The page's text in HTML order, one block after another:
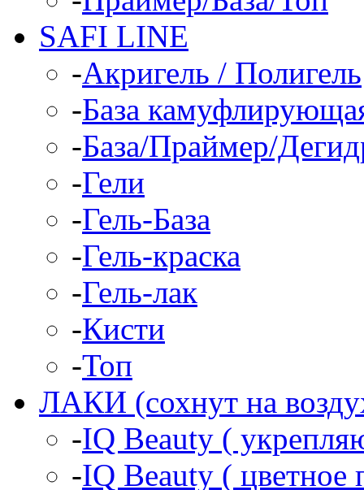
SAFI LINE
-Акригель / Полигель
-База
-База/Праймер/
-Гели
-Гель-База
-Гель-краска
-Гель-лак
-Кисти
-Топ
ЛАКИ (сохнут на
-IQ Beauty (
-IQ Beauty ( цветное